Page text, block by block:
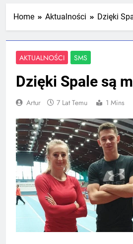
2 Tygodnie Temu
RLTL GGG Radom na
medalowej mistrzostw
Home Aktualności Dzięki
AKTUALNOŚCI SMS
Dzięki Spale są
Artur 7 Lat Temu 1 Mins